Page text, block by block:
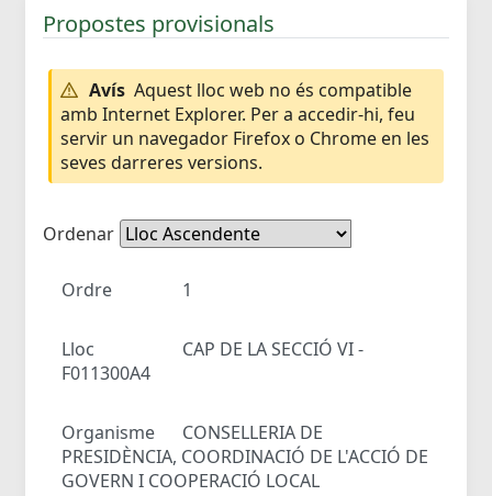
Propostes provisionals
Avís Aquest lloc web no és compatible
amb Internet Explorer. Per a accedir-hi, feu
servir un navegador Firefox o Chrome en les
seves darreres versions.
Ordenar
Ordre 1
Lloc
CAP DE LA SECCIÓ VI -
F011300A4
Organisme
CONSELLERIA DE
PRESIDÈNCIA, COORDINACIÓ DE L'ACCIÓ DE
GOVERN I COOPERACIÓ LOCAL